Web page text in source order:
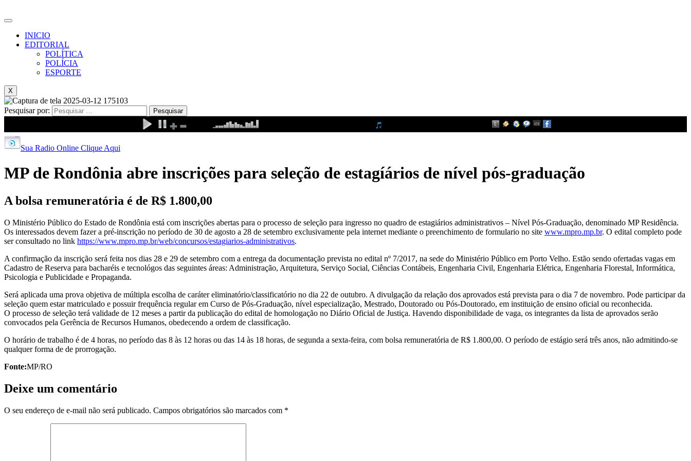
INICIO
EDITORIAL
POLÍTICA
POLÍCIA
ESPORTE
X
Pesquisar por:
Sua Radio Online Clique Aqui
MP de Rondônia abre inscrições para seleção de estagíários de nível pós-graduação
A bolsa remuneratória é de R$ 1.800,00
O Ministério Público do Estado de Rondônia está com inscrições abertas para o processo de seleção para ingresso no quadro de estagiários administrativos – Nível Pós-Graduação, denominado MP Residência.
Os interessados devem fazer a pré-inscrição no período de 30 de agosto a 28 de setembro exclusivamente pela internet mediante o preenchimento de formulario no site www.mpro.mp.br. O edital completo pode
ser consultado no link https://www.mpro.mp.br/web/concursos/estagiarios-administrativos.
A confirmação da inscrição será feita nos dias 28 e 29 de setembro com a entrega da documentação prevista no edital nº 7/2017, na sede do Ministério Público em Porto Velho. Estão sendo ofertadas vagas em
Cadastro de Reserva para bacharéis e tecnológos das seguintes áreas: Administração, Arquitetura, Serviço Social, Ciências Contábeis, Engenharia Civil, Engenharia Elétrica, Engenharia Florestal, Informática,
Psicologia e Publicidade e Propaganda.
Será aplicada uma prova objetiva de múltipla escolha de caráter eliminatório/classificatório no dia 22 de outubro. A divulgação da relação dos aprovados está prevista para o dia 7 de novembro. Pode participar da
seleção quem estar matriculado e possuir frequência regular em Curso de Pós-Graduação, nível especialização, Mestrado, Doutorado ou Pós-Doutorado, em instituição de ensino oficial ou reconhecida.
O processo de seleção terá validade de 12 meses a partir da publicação do edital de homologação no Diário Oficial de Justiça. Havendo disponibilidade de vaga, os integrantes da lista de aprovados serão
convocados pela Gerência de Recursos Humanos, obedecendo a ordem de classificação.
O horário de trabalho é de 4 horas, no período das 8 às 12 horas ou das 14 às 18 horas, de segunda a sexta-feira, com bolsa remuneratória de R$ 1.800,00. O período de estágio será três anos, não admitindo-se
qualquer forma de de prorrogação.
Fonte:MP/RO
Deixe um comentário
O seu endereço de e-mail não será publicado. Campos obrigatórios são marcados com *